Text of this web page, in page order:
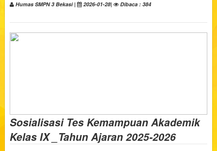
Humas SMPN 3 Bekasi | 2026-01-28| Dibaca : 384
Sosialisasi Tes Kemampuan Akademik
Kelas IX _Tahun Ajaran 2025-2026